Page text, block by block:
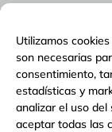
Utilizamos
son necesarias
consentimiento,
estadísticas y
analizar el uso
aceptar todas las